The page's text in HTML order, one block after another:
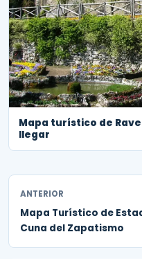
Mapa turístico de
llegar
ANTERIOR
Mapa Turístico de
Cuna del Zapatismo